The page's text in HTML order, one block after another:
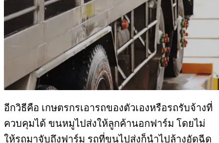
อีกวิธีคือ​ เกษตรกรเอารถของตัวเองหรือรถรับจ้างที่
ควบคุมได้​ ขนหมูไปส่งให้ลูกค้านอกฟาร์ม​ โดยไม่
ให้รถมาจับถึงฟาร์ม​ รถที่ขนไปส่งก็นำไปล้างอัดฉีด